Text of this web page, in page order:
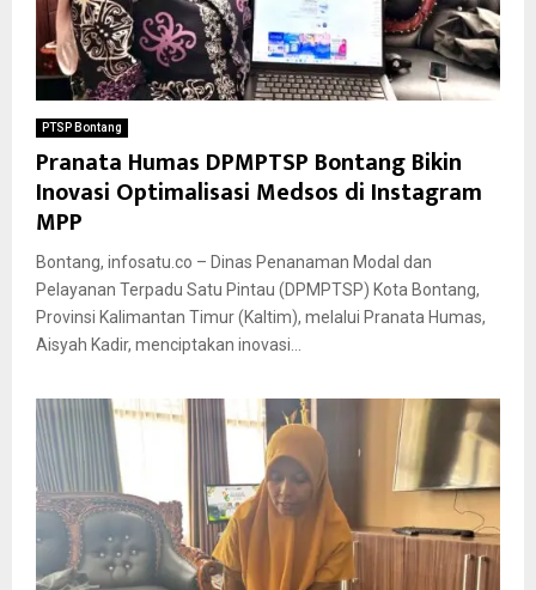
PTSP Bontang
Pranata Humas DPMPTSP Bontang Bikin
Inovasi Optimalisasi Medsos di Instagram
MPP
Bontang, infosatu.co – Dinas Penanaman Modal dan
Pelayanan Terpadu Satu Pintau (DPMPTSP) Kota Bontang,
Provinsi Kalimantan Timur (Kaltim), melalui Pranata Humas,
Aisyah Kadir, menciptakan inovasi...